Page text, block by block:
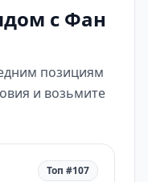
с Фан
позициям
и возьмите
Топ #107